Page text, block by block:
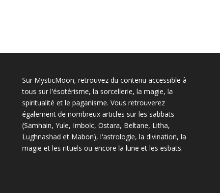
Sur MysticMoon, retrouvez du contenu accessible à
tous sur l'ésotérisme, la sorcellerie, la magie, la
spiritualité et le paganisme. Vous retrouverez
également de nombreux articles sur les sabbats
(Samhain, Yule, Imbolc, Ostara, Beltane, Litha,
Lughnashad et Mabon), l'astrologie, la divination, la
magie et les rituels ou encore la lune et les esbats.